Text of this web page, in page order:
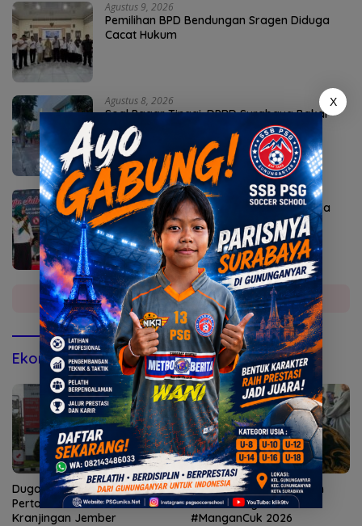
Agustus 9, 2026
Pemilihan BPD Bendungan Sragen Diduga
Cacat Hukum
Agustus 8, 2026
Soal Pagar Tinggi, DPRD Surabaya Bakal
Panggil Pengelola Mal
Agustus 7, 2026
Bunda Genre Mojokerto Ingatkan Remaja
Bahaya Rokok
Selengkapnya
Ekonomi & Bisnis
Dugaan Penyalahgunaan
Pertalite Mencuat di
Kranjingan Jember
15 Tim Adu Cepat Makan
Nasi Goreng Jancuk
#ManganCuk 2026
X